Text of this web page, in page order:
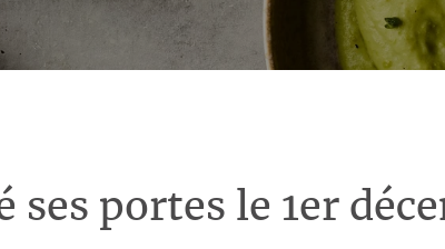
ses portes le 1er